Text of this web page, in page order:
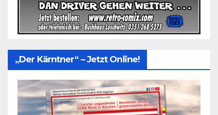
„Der Kärntner“ – Jetzt Online!